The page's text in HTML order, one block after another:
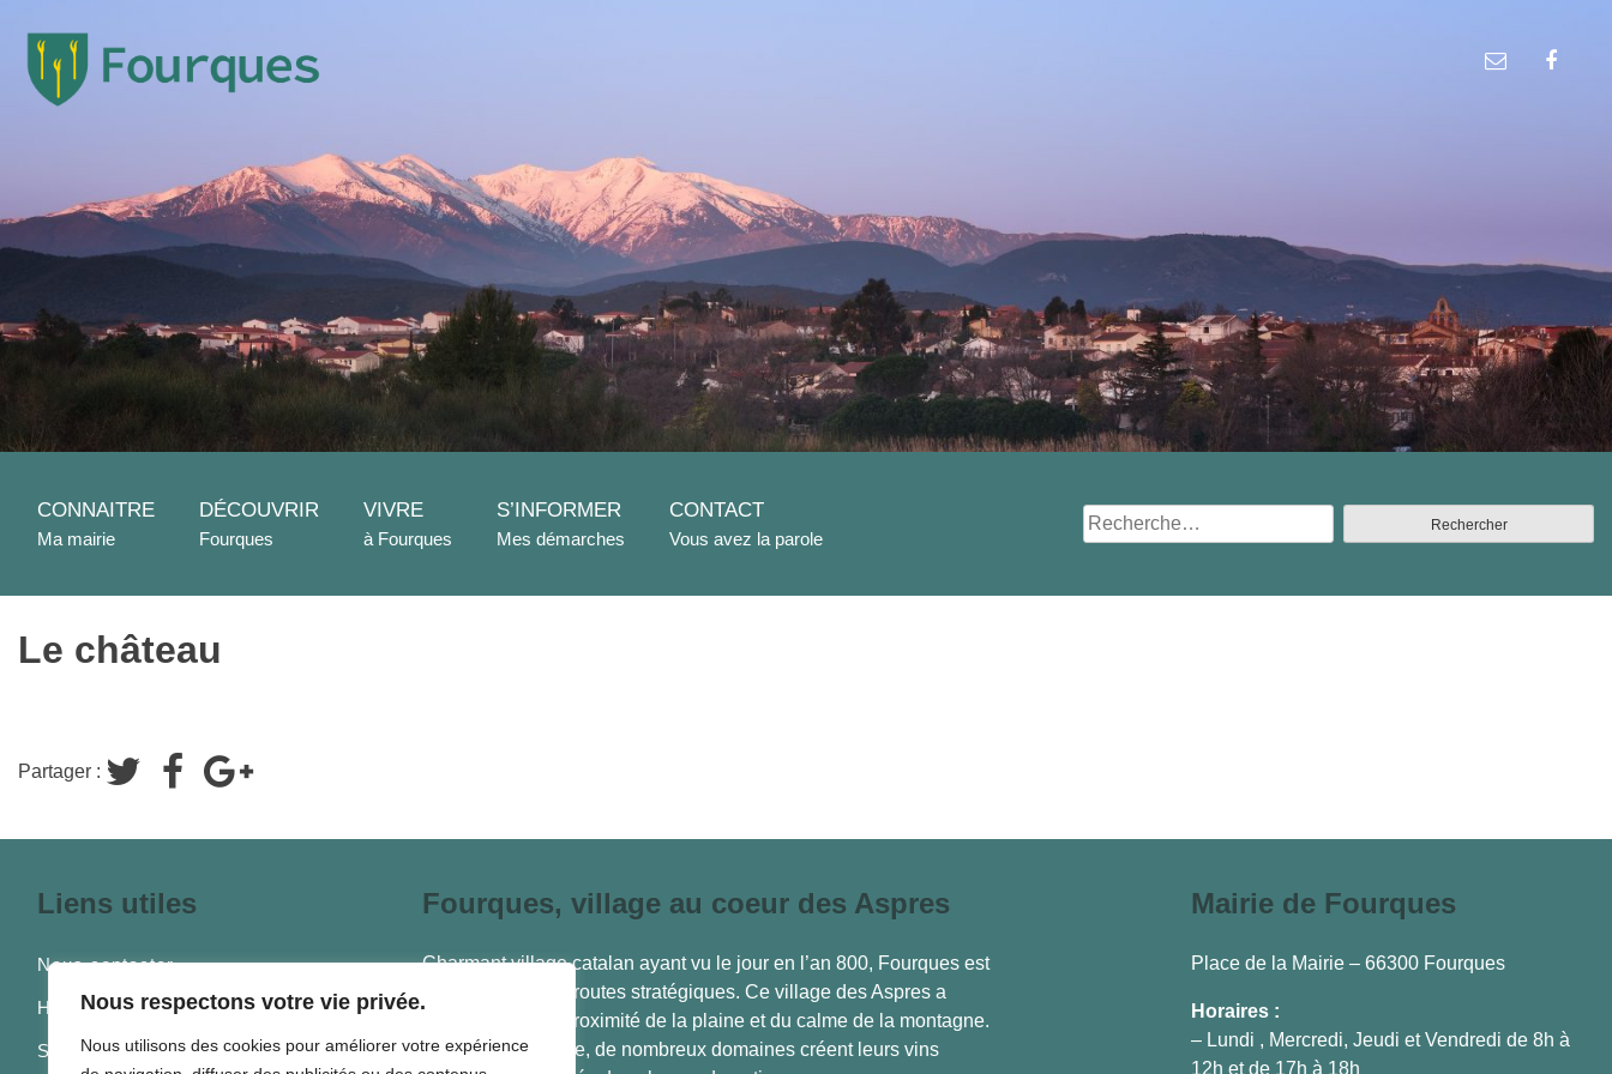
Nous respectons votre vie privée.
Nous utilisons des cookies pour améliorer votre expérience
CONNAITRE DÉCOUVRIR VIVRE S’INFORMER CONTACT Rechercher :
Le château
Partager :
Liens utiles
Nous contacter
Horaires d’ouverture
Services publics
Fourques, village au coeur des Aspres
Charmant village catalan ayant vu le jour en l’an 800, Fourques est
au croisement de routes stratégiques. Ce village des Aspres a
l’avantage de la proximité de la plaine et du calme de la montagne.
De tradition viticole, de nombreux domaines créent leurs vins
Mairie de Fourques
Place de la Mairie – 66300 Fourques
Horaires :
– Lundi , Mercredi, Jeudi et Vendredi de 8h à
12h et de 17h à 18h